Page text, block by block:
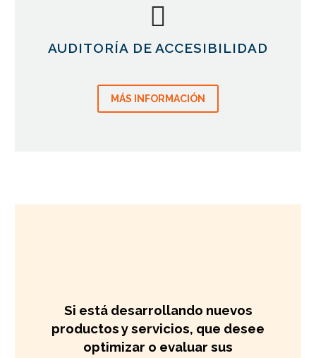
AUDITORÍA DE ACCESIBILIDAD
MÁS INFORMACIÓN
Si está desarrollando nuevos
productos y servicios, que desee
optimizar o evaluar sus